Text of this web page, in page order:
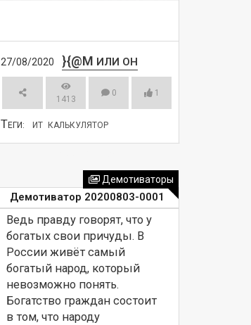
27/08/2020 }{@M ИЛИ ОН
1413
0 1
ТЕГИ: ИТ КАЛЬКУЛЯТОР
Демотиватор 20200803-0001
Ведь правду говорят, что у
богатых свои причуды. В
России живёт самый
богатый народ, который
невозможно понять.
Богатство граждан состоит
в том, что народу
Демотиваторы